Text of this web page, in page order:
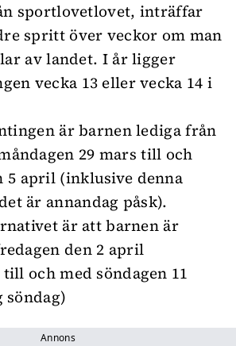
sportlovetlovet, inträffar
spritt över veckor om man
av landet. I år ligger
vecka 13 eller vecka 14 i
är barnen lediga från
29 mars till och
5 april (inklusive denna
är annandag påsk).
är att barnen är
den 2 april
och med söndagen 11
Annons